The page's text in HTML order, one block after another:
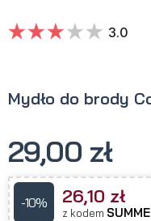
Mydło do brody
3.0
29,00 zł
-10% 26,10 zł
z kodem